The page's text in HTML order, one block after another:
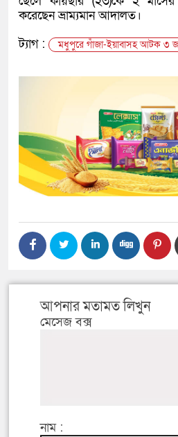
করেছেন ভ্রাম্যমান আদালত।
ট্যাগ :
মধুপুরে গাঁজা-ইয়াবাসহ আটক ৩
আপনার মতামত লিখুন
মেসেজ বক্স
নাম :